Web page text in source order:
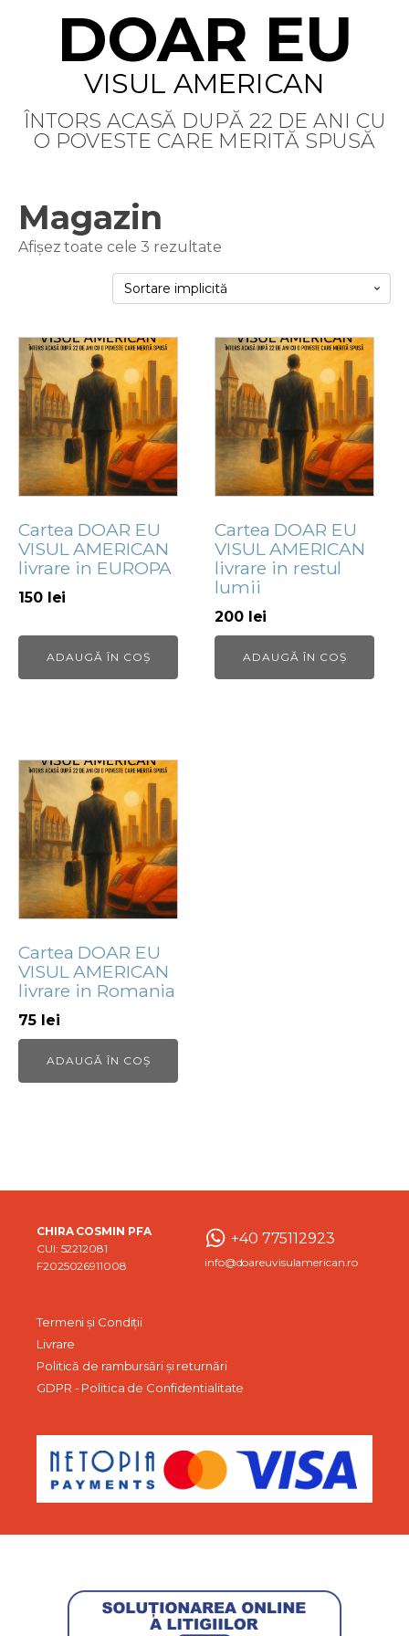
DOAR EU
VISUL AMERICAN
ÎNTORS ACASĂ DUPĂ 22 DE ANI CU
O POVESTE CARE MERITĂ SPUSĂ
Magazin
Afișez toate cele 3 rezultate
Cartea DOAR EU
VISUL AMERICAN
livrare in EUROPA
150 lei
ADAUGĂ ÎN COȘ
Cartea DOAR EU
VISUL AMERICAN
livrare in restul
lumii
200 lei
ADAUGĂ ÎN COȘ
Cartea DOAR EU
VISUL AMERICAN
livrare in Romania
75 lei
ADAUGĂ ÎN COȘ
CHIRA COSMIN PFA
CUI: 52212081
F2025026911008
+40 775112923
info@doareuvisulamerican.ro
Termeni și Condiții
Livrare
Politică de rambursări și returnări
GDPR - Politica de Confidentialitate